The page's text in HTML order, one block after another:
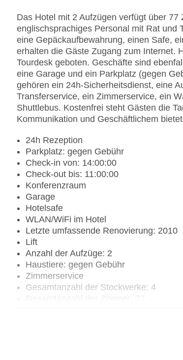
Das Hotel mit 2 Aufzügen verfügt über
englischsprachiges Personal mit Rat und
eine Gepäckaufbewahrung, einen Safe,
erhalten die Gäste Zugang zum Internet.
Tourdesk geboten. Geschäfte sind
eine Garage und ein Parkplatz (gegen
gehören ein 24h-Sicherheitsdienst, eine
Transferservice, ein Zimmerservice, ein
Shuttlebus. Kostenfrei steht Gästen die
Kommunikation und Geschäftlichem
24h Rezeption
Parkplatz: gegen Gebühr
Check-in von: 14:00:00
Check-out bis: 11:00:00
Konferenzraum
Garage
Hotelsafe
WLAN/WiFi im Hotel
Letzte umfassende Renovierung: 2010
Lift
Anzahl der Aufzüge: 2
Haustiere: gegen Gebühr
Zimmerservice
Gesamtanzahl der Stockwerke: 4
Zahlungsarten: American Express,